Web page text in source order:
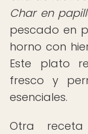
Char en
pescado en
horno con
Este plato
fresco y
esenciales.
Otra